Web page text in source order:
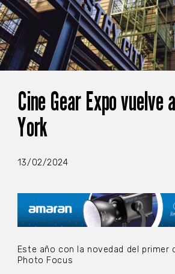
Cine Gear Expo vuelve
York
13/02/2024
Este año con la novedad del primer
Photo Focus